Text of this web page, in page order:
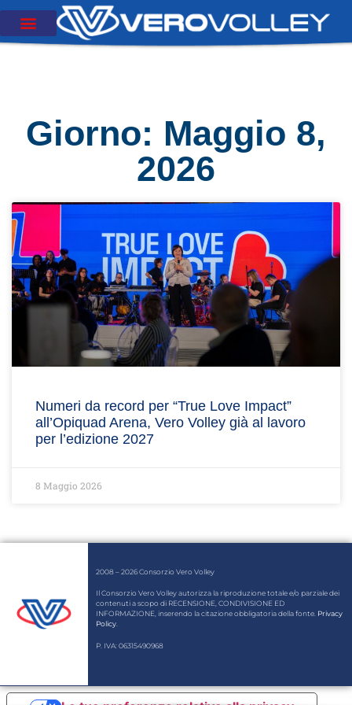
Giorno: Maggio 8,
2026
Numeri da record per “True Love Impact”
all’Opiquad Arena, Vero Volley già al lavoro
per l’edizione 2027
8 Maggio 2026
2008 – 2026 Consorzio Vero Volley
Il Consorzio Vero Volley autorizza la riproduzione totale e/o parziale dei
contenuti a scopo di RECENSIONE, CONDIVISIONE ED
INFORMAZIONE, inserendo la citazione obbligatoria della fonte. Privacy
Policy.
P. IVA: 06315490968